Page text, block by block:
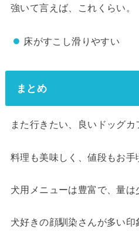
強いて言えば、これくらい。
床がすこし滑りやすい
まとめ
また行きたい、良いドッグカ
料理も美味しく、値段もお手
犬用メニューは豊富で、量は
犬好きの顔馴染さんが多い印